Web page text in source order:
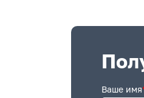
Ваше имя